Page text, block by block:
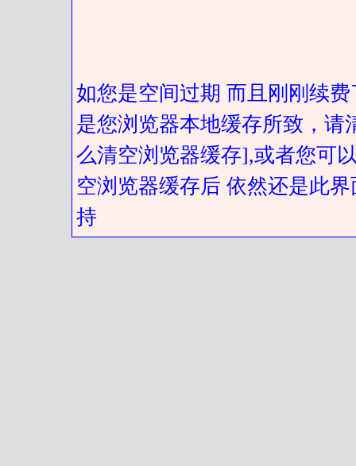
如您是空间过期 而且刚刚续
是您浏览器本地缓存所致，
么清空浏览器缓存],或者您可
空浏览器缓存后 依然还是此
持